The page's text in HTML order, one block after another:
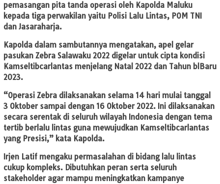
pemasangan pita tanda operasi oleh Kapolda Maluku
kepada tiga perwakilan yaitu Polisi Lalu Lintas, POM TNI
dan Jasaraharja.
Kapolda dalam sambutannya mengatakan, apel gelar
pasukan Zebra Salawaku 2022 digelar untuk cipta kondisi
Kamseltibcarlantas menjelang Natal 2022 dan Tahun blBaru
2023.
“Operasi Zebra dilaksanakan selama 14 hari mulai tanggal
3 Oktober sampai dengan 16 Oktober 2022. Ini dilaksanakan
secara serentak di seluruh wilayah Indonesia dengan tema
tertib berlalu lintas guna mewujudkan Kamseltibcarlantas
yang Presisi,” kata Kapolda.
Irjen Latif mengaku permasalahan di bidang lalu lintas
cukup kompleks. Dibutuhkan peran serta seluruh
stakeholder agar mampu meningkatkan kampanye